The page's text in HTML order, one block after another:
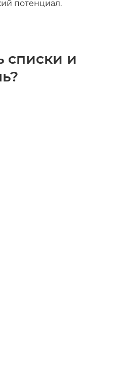
потенциал.
списки и